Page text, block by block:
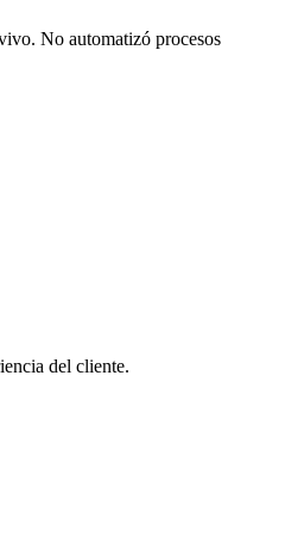
No automatizó procesos
del cliente.